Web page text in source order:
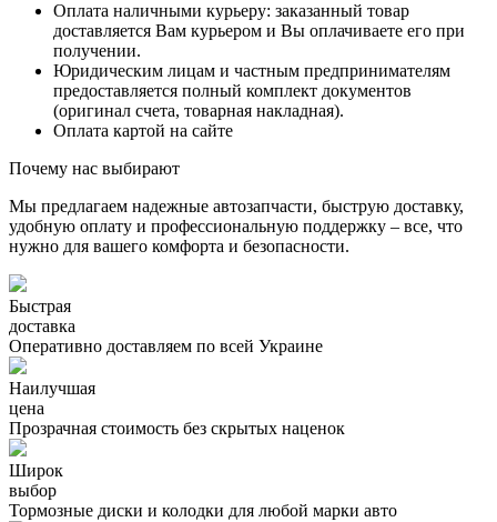
Оплата наличными курьеру: заказанный товар
доставляется Вам курьером и Вы оплачиваете его при
получении.
Юридическим лицам и частным предпринимателям
предоставляется полный комплект документов
(оригинал счета, товарная накладная).
Оплата картой на сайте
Почему нас выбирают
Мы предлагаем надежные автозапчасти, быструю доставку,
удобную оплату и профессиональную поддержку – все, что
нужно для вашего комфорта и безопасности.
Быстрая
доставка
Оперативно доставляем по всей Украине
Наилучшая
цена
Прозрачная стоимость без скрытых наценок
Широк
выбор
Тормозные диски и колодки для любой марки авто